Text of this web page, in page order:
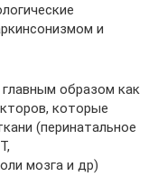
и
главным образом как
которые
(перинатальное
мозга и др)